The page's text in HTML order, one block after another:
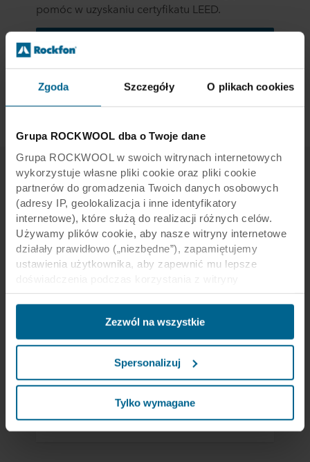
Zgoda Szczegóły O plikach cookies
Grupa ROCKWOOL dba o Twoje dane
Grupa ROCKWOOL w swoich witrynach internetowych
wykorzystuje własne pliki cookie oraz pliki cookie
partnerów do gromadzenia Twoich danych osobowych
(adresy IP, geolokalizacja i inne identyfikatory
internetowe), które służą do realizacji różnych celów.
Używamy plików cookie, aby nasze witryny internetowe
działały prawidłowo („niezbędne”), zapamiętujemy
ustawienia użytkownika, aby zapewnić mu lepsze
(„funkcjonalne”), analizujemy jego zachowanie w celu
optymalizacji witryn („statystyczne”) oraz
ukierunkowujemy nasze treści i reklamy w mediach
społecznościowych i zewnętrznych witrynach
naszych stronach („marketingowe”). Informacje o Twoim
korzystaniu z naszych witryn internetowych mogą być
ujawniane naszym partnerom zajmującym się mediami
społecznościowymi, reklamą i analityką. Nasi partnerzy
biznesowi mogą łączyć te dane z innymi informacjami,
Zezwól na wszystkie
Spersonalizuj
Tylko wymagane
pomóc w uzyskaniu certyfikatu LEED.
Pobierz nasze arkusze informacyjne
Skontaktuj się z nami, aby uzyskać pomoc.
Kontakt